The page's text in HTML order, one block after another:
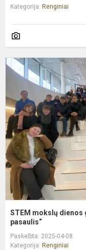
Kategorija: Renginiai
STEM mokslų
pasaulis“
Paskelbta: 2025-04-08
Kategorija: Renginiai